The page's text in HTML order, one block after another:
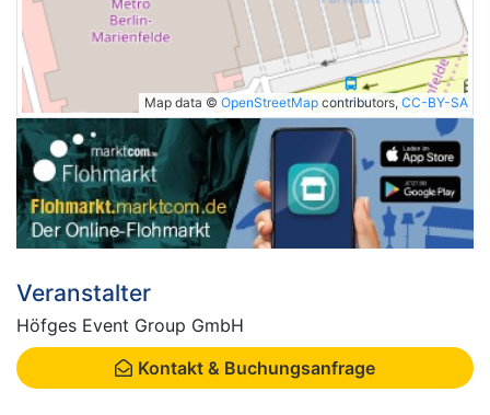
Map data © OpenStreetMap contributors, CC-BY-SA
Veranstalter
Höfges Event Group GmbH
Kontakt & Buchungsanfrage